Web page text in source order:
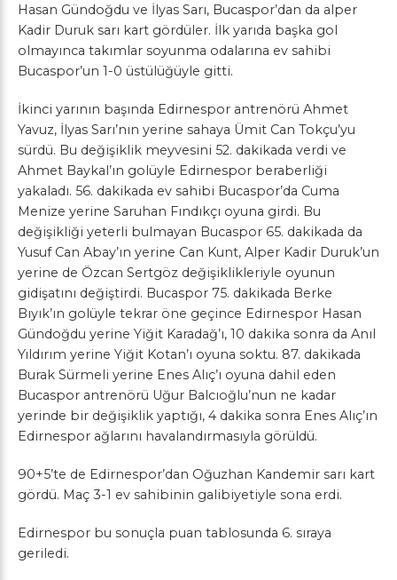
Hasan Gündoğdu ve İlyas Sarı, Bucaspor’dan da alper
Kadir Duruk sarı kart gördüler. İlk yarıda başka gol
olmayınca takımlar soyunma odalarına ev sahibi
Bucaspor’un 1-0 üstülüğüyle gitti.
İkinci yarının başında Edirnespor antrenörü Ahmet
Yavuz, İlyas Sarı’nın yerine sahaya Ümit Can Tokçu’yu
sürdü. Bu değişiklik meyvesini 52. dakikada verdi ve
Ahmet Baykal’ın golüyle Edirnespor beraberliği
yakaladı. 56. dakikada ev sahibi Bucaspor’da Cuma
Menize yerine Saruhan Fındıkçı oyuna girdi. Bu
değişikliği yeterli bulmayan Bucaspor 65. dakikada da
Yusuf Can Abay’ın yerine Can Kunt, Alper Kadir Duruk’un
yerine de Özcan Sertgöz değişiklikleriyle oyunun
gidişatını değiştirdi. Bucaspor 75. dakikada Berke
Bıyık’ın golüyle tekrar öne geçince Edirnespor Hasan
Gündoğdu yerine Yiğit Karadağ’ı, 10 dakika sonra da Anıl
Yıldırım yerine Yiğit Kotan’ı oyuna soktu. 87. dakikada
Burak Sürmeli yerine Enes Alıç’ı oyuna dahil eden
Bucaspor antrenörü Uğur Balcıoğlu’nun ne kadar
yerinde bir değişiklik yaptığı, 4 dakika sonra Enes Alıç’ın
Edirnespor ağlarını havalandırmasıyla görüldü.
90+5’te de Edirnespor’dan Oğuzhan Kandemir sarı kart
gördü. Maç 3-1 ev sahibinin galibiyetiyle sona erdi.
Edirnespor bu sonuçla puan tablosunda 6. sıraya
geriledi.